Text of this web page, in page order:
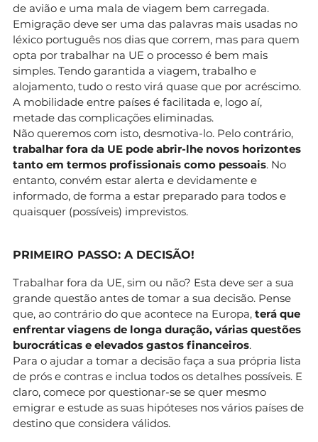
de avião e uma mala de viagem bem carregada.
Emigração deve ser uma das palavras mais usadas no
léxico português nos dias que correm, mas para quem
opta por trabalhar na UE o processo é bem mais
simples. Tendo garantida a viagem, trabalho e
alojamento, tudo o resto virá quase que por acréscimo.
A mobilidade entre países é facilitada e, logo aí,
metade das complicações eliminadas.
Não queremos com isto, desmotiva-lo. Pelo contrário,
trabalhar fora da UE pode abrir-lhe novos horizontes
tanto em termos profissionais como pessoais. No
entanto, convém estar alerta e devidamente e
informado, de forma a estar preparado para todos e
quaisquer (possíveis) imprevistos.
PRIMEIRO PASSO: A DECISÃO!
Trabalhar fora da UE, sim ou não? Esta deve ser a sua
grande questão antes de tomar a sua decisão. Pense
que, ao contrário do que acontece na Europa, terá que
enfrentar viagens de longa duração, várias questões
burocráticas e elevados gastos financeiros.
Para o ajudar a tomar a decisão faça a sua própria lista
de prós e contras e inclua todos os detalhes possíveis. E
claro, comece por questionar-se se quer mesmo
emigrar e estude as suas hipóteses nos vários países de
destino que considera válidos.